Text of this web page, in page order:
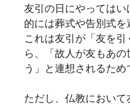
友引の日にやっては
的には葬式や告別式を
これは友引が「友を
ら、「故人が友もあ
う」と連想されるため
ただし、仏教におい